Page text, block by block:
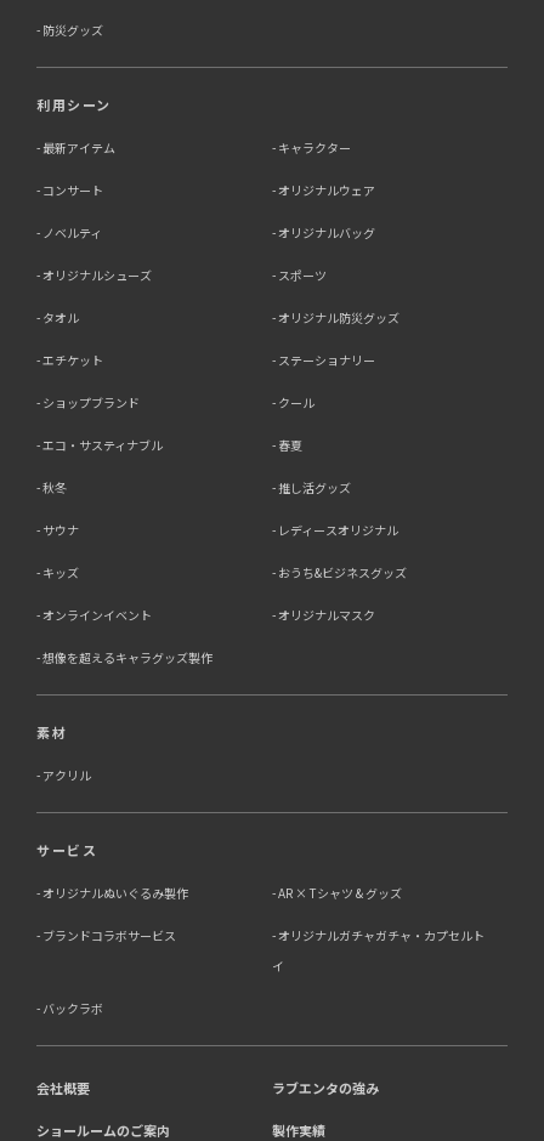
防災グッズ
利用シーン
最新アイテム キャラクター
コンサート オリジナルウェア
ノベルティ オリジナルバッグ
オリジナルシューズ スポーツ
タオル オリジナル防災グッズ
エチケット ステーショナリー
ショップブランド クール
エコ・サスティナブル 春夏
秋冬 推し活グッズ
サウナ レディースオリジナル
キッズ おうち&ビジネスグッズ
オンラインイベント オリジナルマスク
想像を超えるキャラグッズ製作
素材
アクリル
サービス
オリジナルぬいぐるみ製作 AR × Tシャツ & グッズ
ブランドコラボサービス
オリジナルガチャガチャ・カプセルト
イ
バックラボ
会社概要 ラブエンタの強み
ショールームのご案内 製作実績